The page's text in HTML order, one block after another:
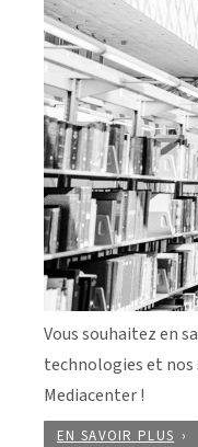
Vous souhaitez en
technologies et nos
Mediacenter !
EN SAVOIR PLUS